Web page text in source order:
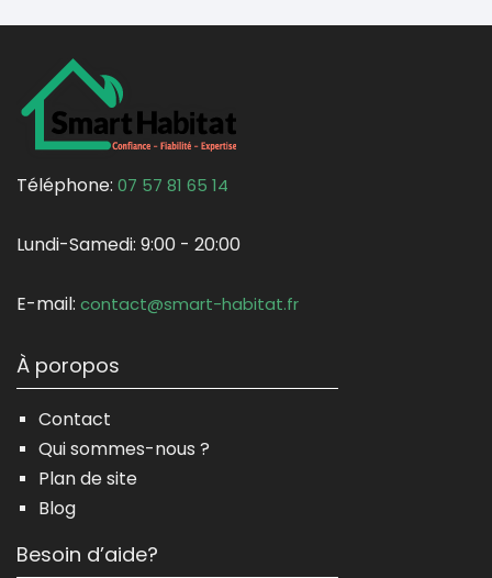
Téléphone: 07 57 81 65 14
Lundi-Samedi: 9:00 - 20:00
E-mail: contact@smart-habitat.fr
À poropos
Contact
Qui sommes-nous ?
Plan de site
Blog
Besoin d’aide?